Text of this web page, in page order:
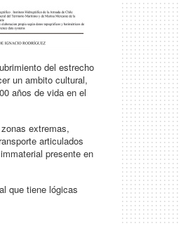
del estrecho
un ambito cultural,
años de vida en el
extremas,
articulados
presente en
que tiene lógicas